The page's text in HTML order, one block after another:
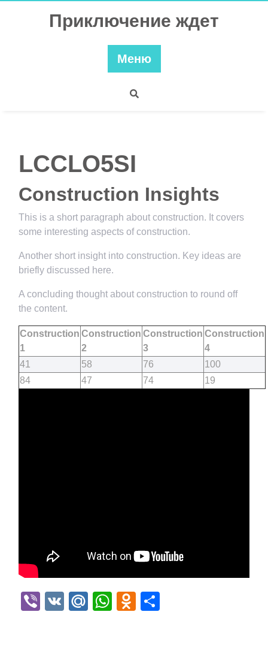
Приключение ждет
Меню
LCCLO5SI
Construction Insights
This is a short paragraph about construction. It covers
some interesting aspects of construction.
Another short insight into construction. Key ideas are
briefly discussed here.
A concluding thought about construction to round off
the content.
Construction
1
Construction
2
Construction
3
Construction
4
41
58 76
100
84
47 74 19
Viber
VK Mail.Ru
WhatsApp
Odnoklassniki